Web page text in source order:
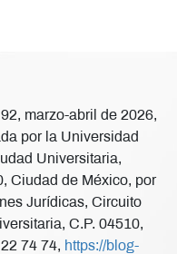
marzo-abril de 2026,
por la Universidad
Universitaria,
Ciudad de México, por
Jurídicas, Circuito
C.P. 04510,
74 74, https://blog-